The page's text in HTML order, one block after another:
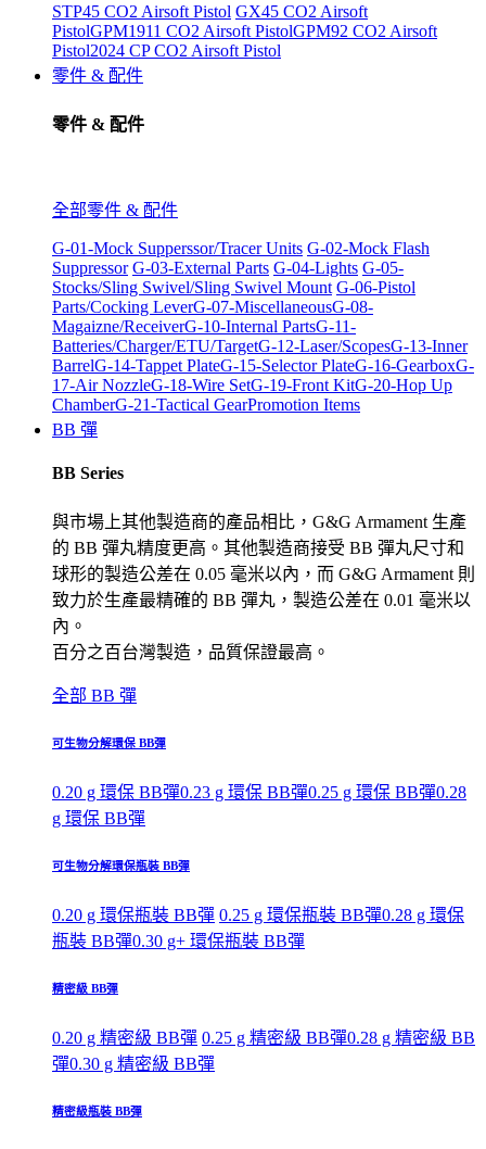
STP45 CO2 Airsoft Pistol GX45 CO2 Airsoft
PistolGPM1911 CO2 Airsoft PistolGPM92 CO2 Airsoft
Pistol2024 CP CO2 Airsoft Pistol
零件 & 配件
零件 & 配件
全部零件 & 配件
G-01-Mock Supperssor/Tracer Units G-02-Mock Flash
Suppressor G-03-External Parts G-04-Lights G-05-
Stocks/Sling Swivel/Sling Swivel Mount G-06-Pistol
Parts/Cocking LeverG-07-MiscellaneousG-08-
Magaizne/ReceiverG-10-Internal PartsG-11-
Batteries/Charger/ETU/TargetG-12-Laser/ScopesG-13-Inner
BarrelG-14-Tappet PlateG-15-Selector PlateG-16-GearboxG-
17-Air NozzleG-18-Wire SetG-19-Front KitG-20-Hop Up
ChamberG-21-Tactical GearPromotion Items
BB 彈
BB Series
與市場上其他製造商的產品相比，G&G Armament 生產
的 BB 彈丸精度更高。其他製造商接受 BB 彈丸尺寸和
球形的製造公差在 0.05 毫米以內，而 G&G Armament 則
致力於生產最精確的 BB 彈丸，製造公差在 0.01 毫米以
內。
百分之百台灣製造，品質保證最高。
全部 BB 彈
可生物分解環保 BB彈
0.20 g 環保 BB彈0.23 g 環保 BB彈0.25 g 環保 BB彈0.28
g 環保 BB彈
可生物分解環保瓶裝 BB彈
0.20 g 環保瓶裝 BB彈 0.25 g 環保瓶裝 BB彈0.28 g 環保
瓶裝 BB彈0.30 g+ 環保瓶裝 BB彈
精密級 BB彈
0.20 g 精密級 BB彈 0.25 g 精密級 BB彈0.28 g 精密級 BB
彈0.30 g 精密級 BB彈
精密級瓶裝 BB彈